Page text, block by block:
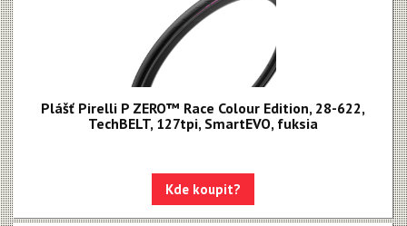
Plášť Pirelli P ZERO™ Race Colour Edition, 28-622,
TechBELT, 127tpi, SmartEVO, fuksia
Kde koupit?